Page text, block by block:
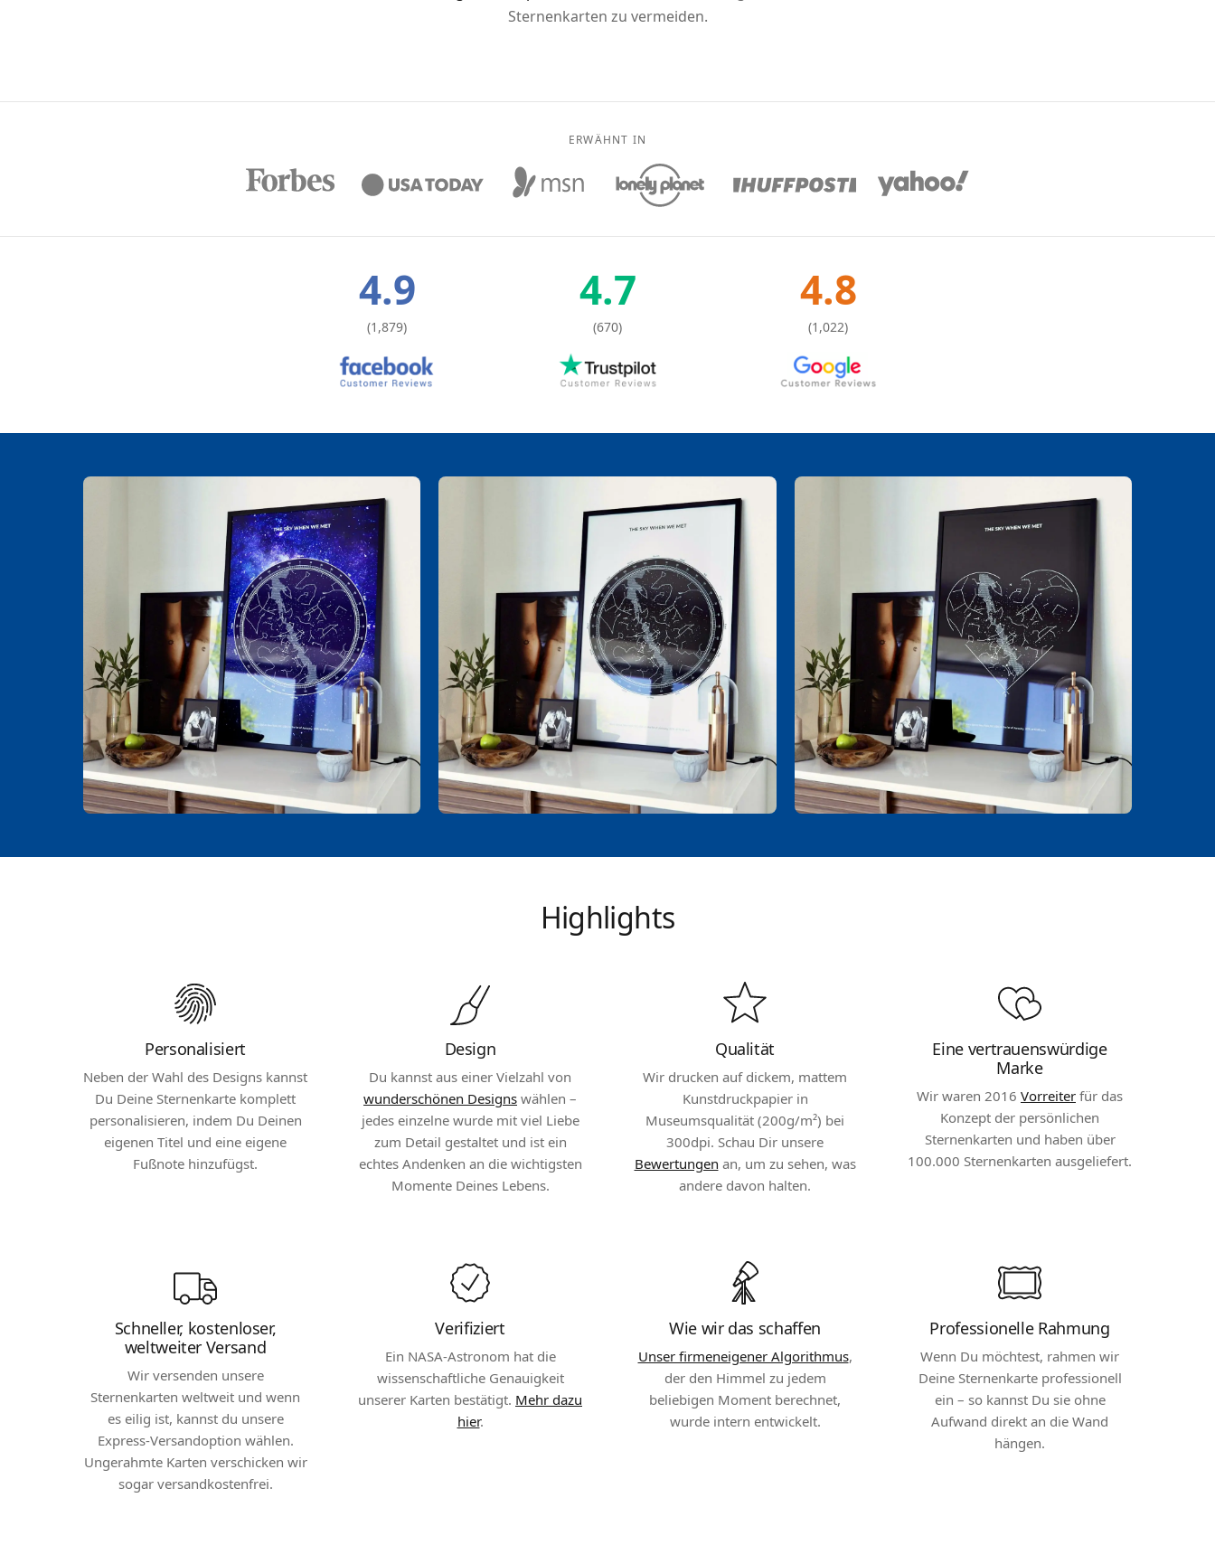
Sternenkarten zu vermeiden.
ERWÄHNT IN
4.9
(1,879)
4.7
(670)
4.8
(1,022)
Highlights
Personalisiert
Neben der Wahl des Designs kannst
Du Deine Sternenkarte komplett
personalisieren, indem Du Deinen
eigenen Titel und eine eigene
Fußnote hinzufügst.
Design
Du kannst aus einer Vielzahl von
wunderschönen Designs wählen –
jedes einzelne wurde mit viel Liebe
zum Detail gestaltet und ist ein
echtes Andenken an die wichtigsten
Momente Deines Lebens.
Qualität
Wir drucken auf dickem, mattem
Kunstdruckpapier in
Museumsqualität (200g/m²) bei
300dpi. Schau Dir unsere
Bewertungen an, um zu sehen, was
andere davon halten.
Eine vertrauenswürdige
Marke
Wir waren 2016 Vorreiter für das
Konzept der persönlichen
Sternenkarten und haben über
100.000 Sternenkarten ausgeliefert.
Schneller, kostenloser,
weltweiter Versand
Wir versenden unsere
Sternenkarten weltweit und wenn
es eilig ist, kannst du unsere
Express-Versandoption wählen.
Ungerahmte Karten verschicken wir
sogar versandkostenfrei.
Verifiziert
Ein NASA-Astronom hat die
wissenschaftliche Genauigkeit
unserer Karten bestätigt. Mehr dazu
hier.
Wie wir das schaffen
Unser firmeneigener Algorithmus,
der den Himmel zu jedem
beliebigen Moment berechnet,
wurde intern entwickelt.
Professionelle Rahmung
Wenn Du möchtest, rahmen wir
Deine Sternenkarte professionell
ein – so kannst Du sie ohne
Aufwand direkt an die Wand
hängen.